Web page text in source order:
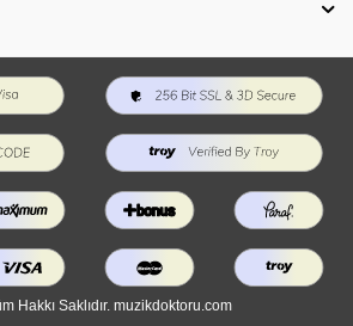
Hakkı Saklıdır. muzikdoktoru.com